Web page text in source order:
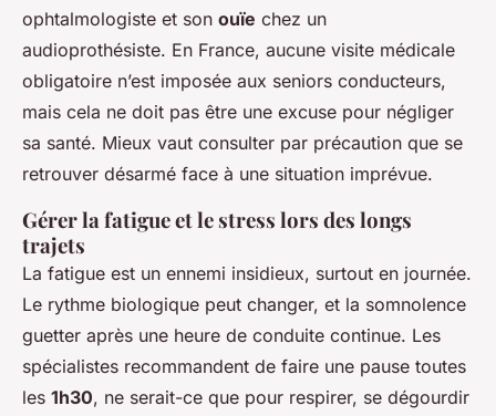
ophtalmologiste et son ouïe chez un
audioprothésiste. En France, aucune visite médicale
obligatoire n’est imposée aux seniors conducteurs,
mais cela ne doit pas être une excuse pour négliger
sa santé. Mieux vaut consulter par précaution que se
retrouver désarmé face à une situation imprévue.
Gérer la fatigue et le stress lors des longs
trajets
La fatigue est un ennemi insidieux, surtout en journée.
Le rythme biologique peut changer, et la somnolence
guetter après une heure de conduite continue. Les
spécialistes recommandent de faire une pause toutes
les 1h30, ne serait-ce que pour respirer, se dégourdir